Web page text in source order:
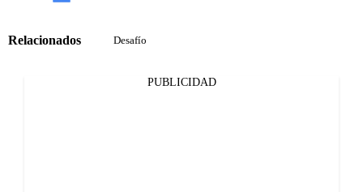
Relacionados Desafío
PUBLICIDAD